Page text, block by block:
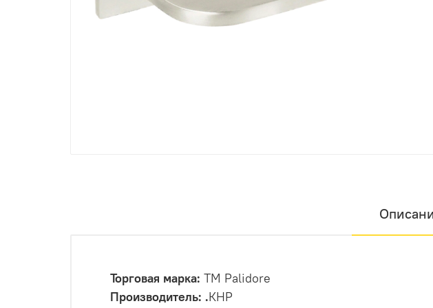
Торговая марка: ТМ Palidore
Производитель: .КНР